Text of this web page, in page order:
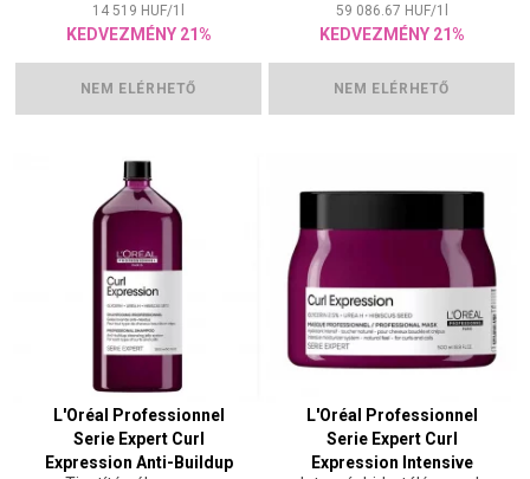
14 519 HUF/1
KEDVEZMÉNY 21%
NEM ELÉRHETŐ
59 086.67 HUF/1
KEDVEZMÉNY 21%
NEM ELÉRHETŐ
L'Oréal Professionnel
Serie Expert Curl
Expression Anti-Buildup
L'Oréal Professionnel
Serie Expert Curl
Expression Intensive